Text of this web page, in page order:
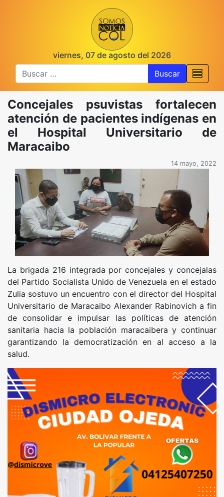
viernes, 07 de agosto del 2026
Buscar
Concejales psuvistas fortalecen
atención de pacientes indígenas en
el Hospital Universitario de
Maracaibo
14 mayo, 2022
La brigada 216 integrada por concejales y concejalas
del Partido Socialista Unido de Venezuela en el estado
Zulia sostuvo un encuentro con el director del Hospital
Universitario de Maracaibo Alexander Rabinovich a fin
de consolidar e impulsar las políticas de atención
sanitaria hacia la población maracaibera y continuar
garantizando la democratización en al acceso a la
salud.